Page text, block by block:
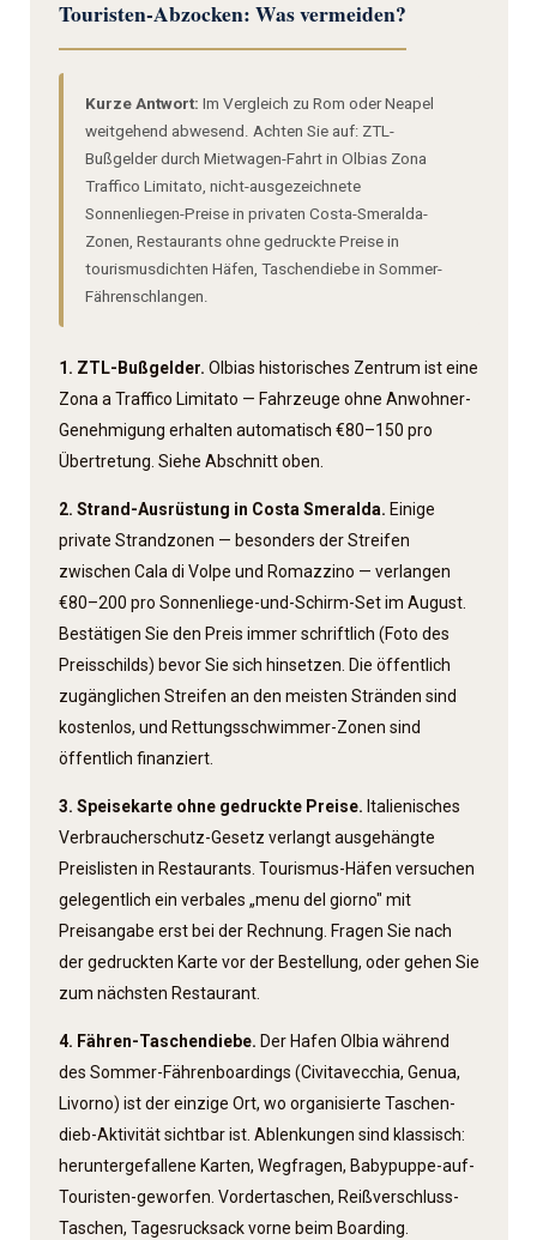
Touristen-Abzocken: Was vermeiden?
Kurze Antwort: Im Vergleich zu Rom oder Neapel
weitgehend abwesend. Achten Sie auf: ZTL-
Bußgelder durch Mietwagen-Fahrt in Olbias Zona
Traffico Limitato, nicht-ausgezeichnete
Sonnenliegen-Preise in privaten Costa-Smeralda-
Zonen, Restaurants ohne gedruckte Preise in
tourismus­dichten Häfen, Taschen­diebe in Sommer-
Fährenschlangen.
1. ZTL-Bußgelder. Olbias historisches Zentrum ist eine
Zona a Traffico Limitato — Fahrzeuge ohne Anwohner-
Genehmigung erhalten automatisch €80–150 pro
Übertretung. Siehe Abschnitt oben.
2. Strand-Ausrüstung in Costa Smeralda. Einige
private Strandzonen — besonders der Streifen
zwischen Cala di Volpe und Romazzino — verlangen
€80–200 pro Sonnenliege-und-Schirm-Set im August.
Bestätigen Sie den Preis immer schriftlich (Foto des
Preisschilds) bevor Sie sich hinsetzen. Die öffentlich
zugänglichen Streifen an den meisten Stränden sind
kostenlos, und Rettungsschwimmer-Zonen sind
öffentlich finanziert.
3. Speisekarte ohne gedruckte Preise. Italienisches
Verbraucherschutz-Gesetz verlangt ausgehängte
Preislisten in Restaurants. Tourismus-Häfen versuchen
gelegentlich ein verbales „menu del giorno" mit
Preisangabe erst bei der Rechnung. Fragen Sie nach
der gedruckten Karte vor der Bestellung, oder gehen Sie
zum nächsten Restaurant.
4. Fähren-Taschen­diebe. Der Hafen Olbia während
des Sommer-Fährenboardings (Civitavecchia, Genua,
Livorno) ist der einzige Ort, wo organisierte Taschen­
dieb-Aktivität sichtbar ist. Ablenkungen sind klassisch:
heruntergefallene Karten, Wegfragen, Babypuppe-auf-
Touristen-geworfen. Vorder­taschen, Reiß­verschluss-
Taschen, Tagesrucksack vorne beim Boarding.